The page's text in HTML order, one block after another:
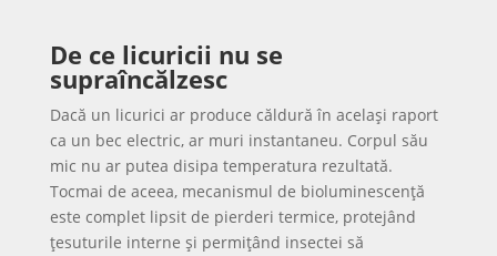
De ce licuricii nu se
supraîncălzesc
Dacă un licurici ar produce căldură în același raport
ca un bec electric, ar muri instantaneu. Corpul său
mic nu ar putea disipa temperatura rezultată.
Tocmai de aceea, mecanismul de bioluminescență
este complet lipsit de pierderi termice, protejând
țesuturile interne și permițând insectei să